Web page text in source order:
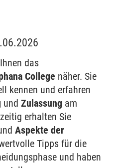
das
College näher. Sie
kennen und erfahren
und Zulassung am
erhalten Sie
Aspekte der
Tipps für die
und haben